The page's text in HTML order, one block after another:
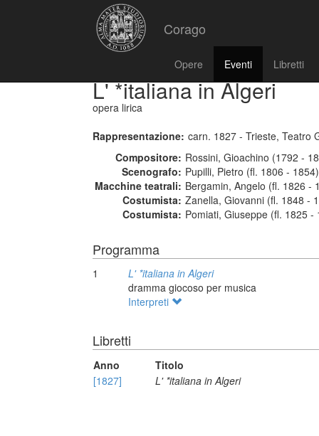
Corago
Opere Eventi Libretti
L' *italiana in Algeri
opera lirica
Rappresentazione: carn. 1827 - Trieste, Teatro
Compositore: Rossini, Gioachino (1792 -
Scenografo: Pupilli, Pietro (fl. 1806 - 1854)
Macchine teatrali: Bergamin, Angelo (fl. 1826 -
Costumista: Zanella, Giovanni (fl. 1848 -
Costumista: Pomiati, Giuseppe (fl. 1825 -
Programma
1
L' *italiana in Algeri
dramma giocoso per musica
Interpreti
Libretti
Anno
Titolo
[1827]
L' *italiana in Algeri